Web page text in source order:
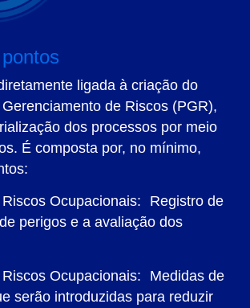
ligada à criação do
de Riscos (PGR),
dos processos por meio
É composta por, no mínimo,
Ocupacionais: Registro de
perigos e a avaliação dos
Ocupacionais: Medidas de
serão introduzidas para reduzir